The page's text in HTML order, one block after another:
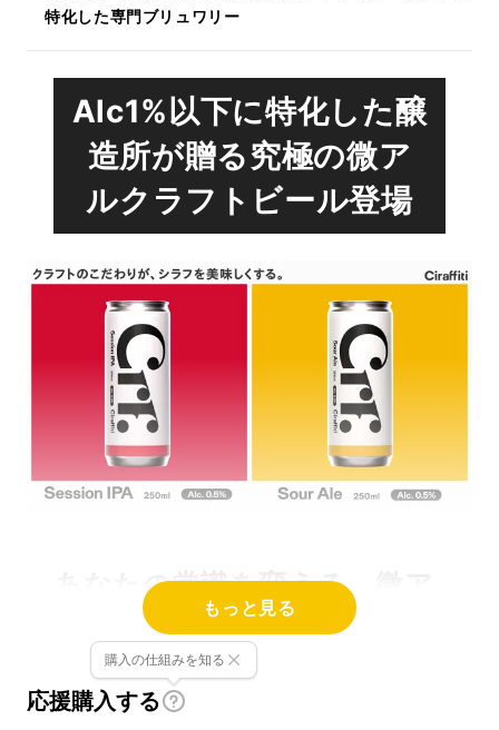
特化した専門ブリュワリー
Alc1%以下に特化した醸
造所が贈る究極の微ア
ルクラフトビール登場
あなたの常識を変える、微ア
ルクラフトビール
独自の製法でAlc１％以下に極限までこだわっ
た味わい、ビールとはいい意味で思えないスリ
もっと見る
応援購入する
購入の仕組みを知る